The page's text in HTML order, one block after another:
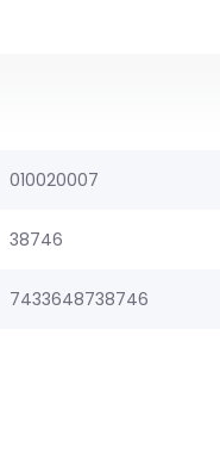
010020007
38746
7433648738746